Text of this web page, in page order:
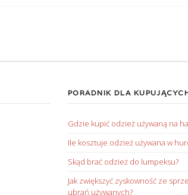
PORADNIK DLA
Gdzie kupić odzież używaną na
Ile kosztuje odzież używana w
Skąd brać odzież do lumpeksu?
Jak zwiększyć zyskowność ze
ubrań używanych?